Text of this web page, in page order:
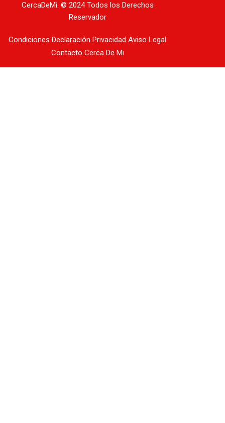
CercaDeMi. © 2024 Todos los Derechos
Reservador
Condiciones Declaración Privacidad Aviso Legal
Contacto Cerca De Mi